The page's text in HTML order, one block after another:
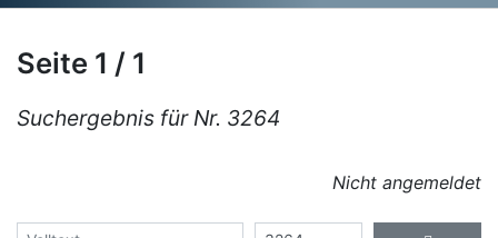
Seite 1 / 1
Suchergebnis für Nr. 3264
Nicht angemeldet